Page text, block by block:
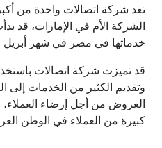
تعد شركة اتصالات واحدة من
الشركة الأم في الإمارات، قد
خدماتها في مصر في شهر أبريل من
قد تميزت شركة اتصالات
وتقديم الكثير من الخدمات إلى
العروض من أجل إرضاء
كبيرة من العملاء في الوطن